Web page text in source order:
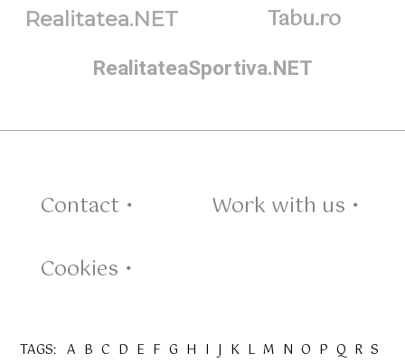
Realitatea.NET Tabu.ro
RealitateaSportiva.NET
Contact •
Work with us •
Cookies •
TAGS: A B C D E F G H I J K L M N O P Q R S